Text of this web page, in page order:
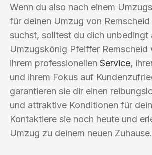
Wenn du also nach einem
für deinen Umzug von Remscheid
suchst, solltest du dich unbedingt
Umzugskönig Pfeiffer Remscheid
ihrem professionellen Service,
und ihrem Fokus auf
garantieren sie dir einen
und attraktive Konditionen für
Kontaktiere sie noch heute und
Umzug zu deinem neuen Zuhause.